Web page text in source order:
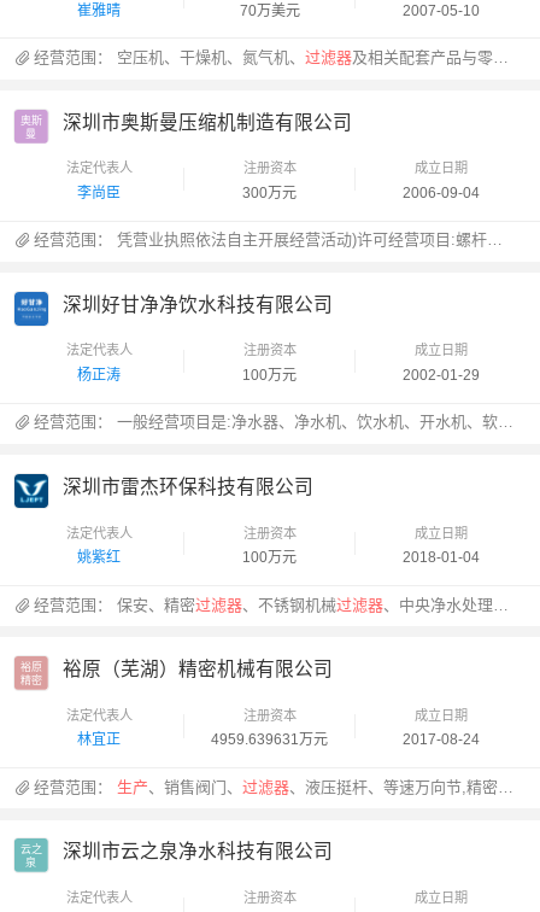
崔雅晴 70万美元 2007-05-10
经营范围： 空压机、干燥机、氮气机、过滤器及相关配套产品与零组件
奥斯
曼
深圳市奥斯曼压缩机制造有限公司
法定代表人
李尚臣
注册资本
300万元
成立日期
2006-09-04
经营范围：凭营业执照依法自主开展经营活动)许可经营项目:螺杆式压缩机、活塞式压缩机、干燥机、
深圳好甘净净饮水科技有限公司
法定代表人
杨正涛
注册资本
100万元
成立日期
2002-01-29
经营范围：一般经营项目是:净水器、净水机、饮水机、开水机、软水机、
深圳市雷杰环保科技有限公司
法定代表人
姚紫红
注册资本
100万元
成立日期
2018-01-04
经营范围：保安、精密过滤器、不锈钢机械过滤器、中央净水处理器、袋式
裕原
精密
裕原（芜湖）精密机械有限公司
法定代表人
林宜正
注册资本
4959.639631万元
成立日期
2017-08-24
经营范围： 生产、销售阀门、过滤器、液压挺杆、等速万向节,精密机械设备加工
云之
泉
深圳市云之泉净水科技有限公司
法定代表人 注册资本 成立日期